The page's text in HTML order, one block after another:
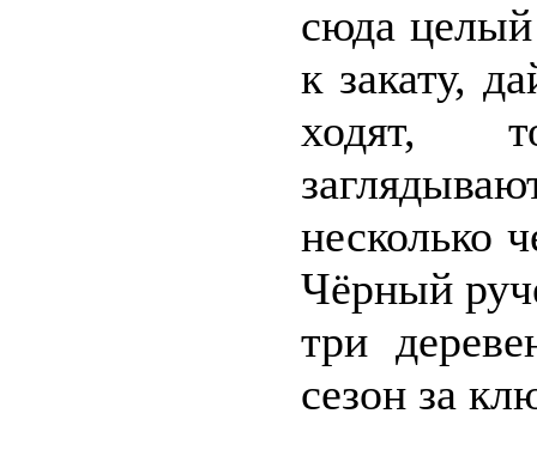
сюда
к закату,
ходят,
несколько
Чёрный
три
сезон за